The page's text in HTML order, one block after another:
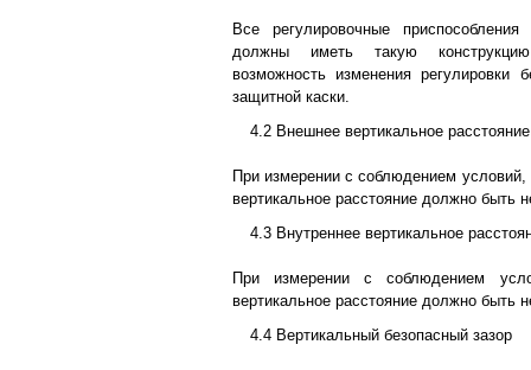
Все регулировочные
должны иметь такую
возможность изменения регулировки
защитной каски.
4.2 Внешнее вертикальное расстояние
При измерении с соблюдением
вертикальное расстояние должно быть
4.3 Внутреннее вертикальное
При измерении с соблюдением
вертикальное расстояние должно быть
4.4 Вертикальный безопасный зазор